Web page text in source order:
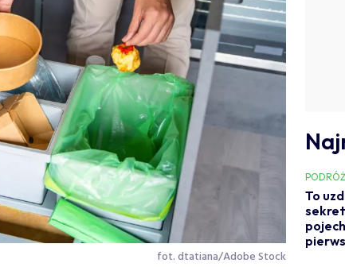
fot. dtatiana/Adobe Stock
To